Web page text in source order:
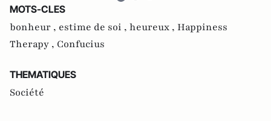
MOTS-CLES
bonheur , estime de soi , heureux , Happiness
Therapy , Confucius
THEMATIQUES
Société